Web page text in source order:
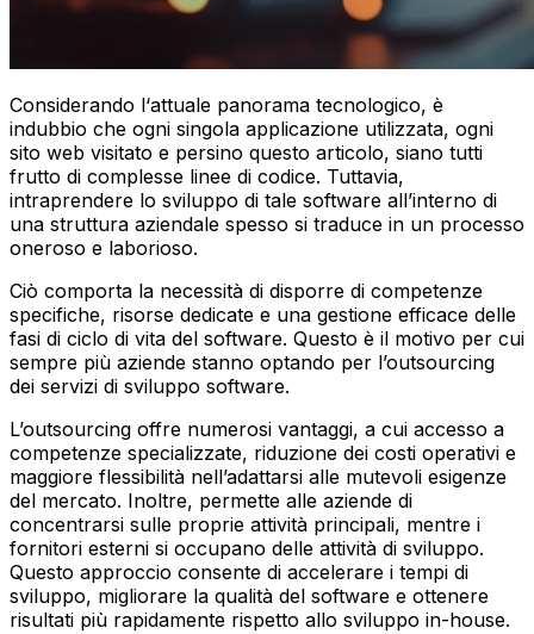
Considerando l‘attuale panorama tecnologico, è
indubbio che ogni singola applicazione utilizzata, ogni
sito web visitato e persino questo articolo, siano tutti
frutto di complesse linee di codice. Tuttavia,
intraprendere lo sviluppo di tale software all’interno di
una struttura aziendale spesso si traduce in un processo
oneroso e laborioso.
Ciò comporta la necessità di disporre di competenze
specifiche, risorse dedicate e una gestione efficace delle
fasi di ciclo di vita del software. Questo è il motivo per cui
sempre più aziende stanno optando per l’outsourcing
dei servizi di sviluppo software.
L’outsourcing offre numerosi vantaggi, a cui accesso a
competenze specializzate, riduzione dei costi operativi e
maggiore flessibilità nell’adattarsi alle mutevoli esigenze
del mercato. Inoltre, permette alle aziende di
concentrarsi sulle proprie attività principali, mentre i
fornitori esterni si occupano delle attività di sviluppo.
Questo approccio consente di accelerare i tempi di
sviluppo, migliorare la qualità del software e ottenere
risultati più rapidamente rispetto allo sviluppo in-house.